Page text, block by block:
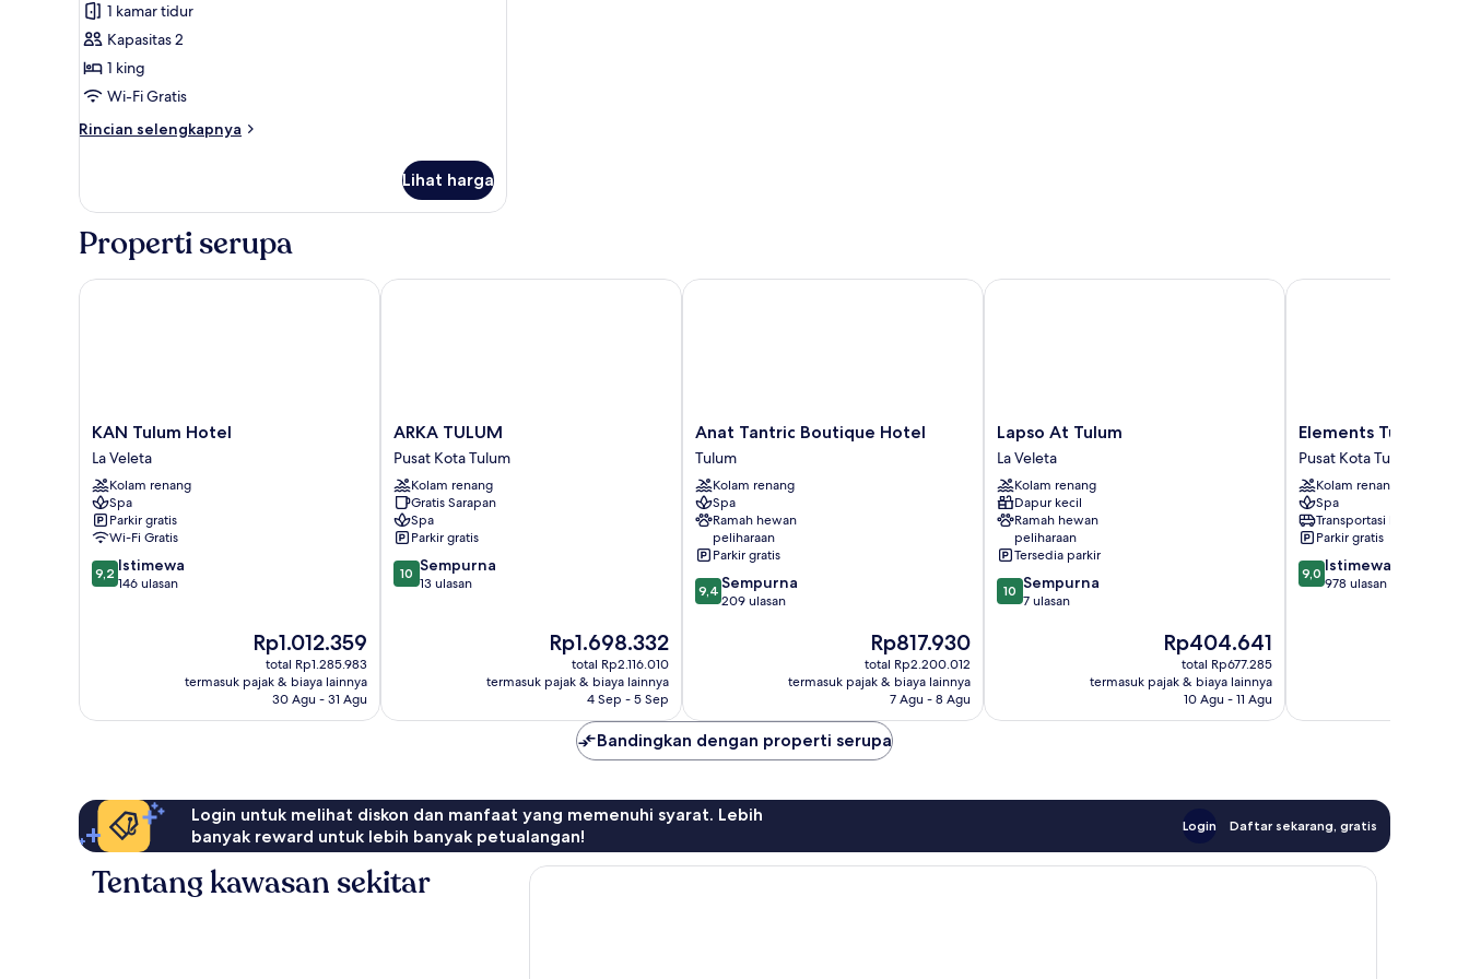
kolam
renang
untuk
Apartemen
1 kamar tidur
Kapasitas 2
1 king
Wi-Fi Gratis
Rincian selengkapnya
Rincian
Apartemen
Lihat harga
Properti serupa
KAN
Tulum
Hotel
La
Veleta
KAN Tulum Hotel
La Veleta
Kolam renang
Spa
Parkir gratis
Wi-Fi Gratis
9.2
dari
9,2 Istimewa
146 ulasan
Harga
sekarang
Rp1.012.359
Rp1.012.359
total Rp1.285.983
termasuk pajak & biaya lainnya
30 Agu - 31 Agu
KAN Tulum Hotel
ARKA
TULUM
Pusat
Kota
Tulum
ARKA TULUM
Pusat Kota Tulum
Kolam renang
Gratis Sarapan
Spa
Parkir gratis
10.0
dari
10 Sempurna
13 ulasan
Harga
sekarang
Rp1.698.332
Rp1.698.332
total Rp2.116.010
termasuk pajak & biaya lainnya
4 Sep - 5 Sep
ARKA TULUM
Anat
Tantric
Boutique
Hotel
Tulum
Anat Tantric Boutique Hotel
Tulum
Kolam renang
Spa
Ramah hewan
peliharaan
Parkir gratis
9.4
dari
9,4 Sempurna
209 ulasan
Harga
sekarang
Rp817.930
Rp817.930
total Rp2.200.012
termasuk pajak & biaya lainnya
7 Agu - 8 Agu
Anat Tantric Boutique Hotel
Lapso
At
Tulum
La
Veleta
Lapso At Tulum
La Veleta
Kolam renang
Dapur kecil
Ramah hewan
peliharaan
Tersedia parkir
10.0
dari
10 Sempurna
7 ulasan
Harga
sekarang
Rp404.641
Rp404.641
total Rp677.285
termasuk pajak & biaya lainnya
10 Agu - 11 Agu
Lapso At Tulum
Elements
Tulum
Boutique
Hotel
Pusat
Kota
Tulum
Elements Tulum
Pusat Kota Tulum
Kolam renang
Spa
Transportasi bandara
Parkir gratis
9.0
dari
9,0 Istimewa
978 ulasan
Elements Tulum
Bandingkan dengan properti serupa
Login untuk melihat diskon dan manfaat yang memenuhi syarat. Lebih
banyak reward untuk lebih banyak petualangan!
Login Daftar sekarang, gratis
Tentang kawasan sekitar